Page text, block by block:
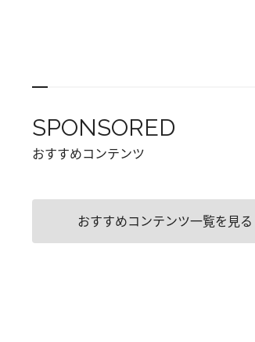
SPONSORED
おすすめコンテンツ
おすすめコンテンツ一覧を見る